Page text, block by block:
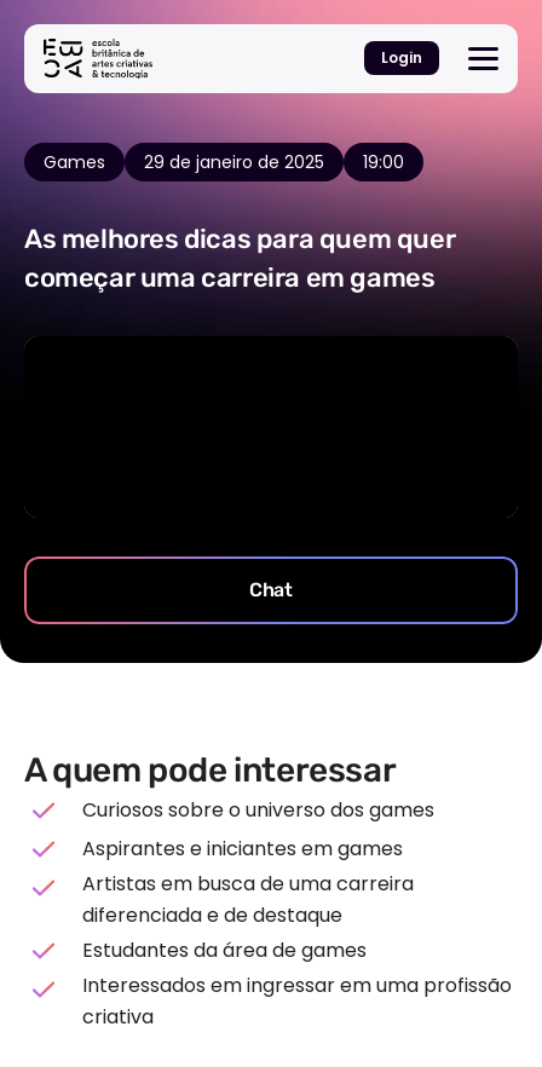
Login
Games 29 de janeiro de 2025 19:00
As melhores dicas para quem quer
começar uma carreira em games
Chat
A quem pode interessar
Curiosos sobre o universo dos games
Aspirantes e iniciantes em games
Artistas em busca de uma carreira
diferenciada e de destaque
Estudantes da área de games
Interessados em ingressar em uma profissão
criativa